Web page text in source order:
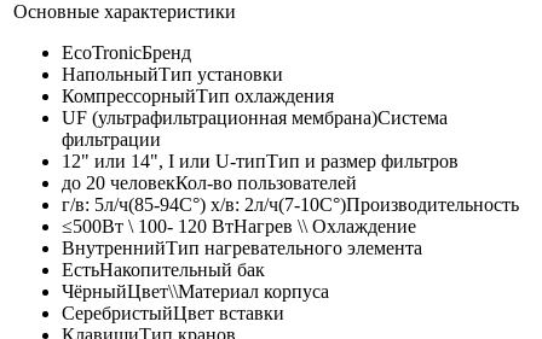
Основные характеристики
EcoTronicБренд
НапольныйТип установки
КомпрессорныйТип охлаждения
UF (ультрафильтрационная мембрана)Система
фильтрации
12" или 14", I или U-типТип и размер фильтров
до 20 человекКол-во пользователей
г/в: 5л/ч(85-94C°) х/в: 2л/ч(7-10C°)Производительность
≤500Вт \ 100- 120 ВтНагрев \\ Охлаждение
ВнутреннийТип нагревательного элемента
ЕстьНакопительный бак
ЧёрныйЦвет\\Материал корпуса
СеребристыйЦвет вставки